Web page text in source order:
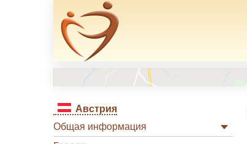
Австрия
Общая информация